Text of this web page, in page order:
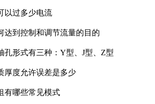
以过多少电流
达到控制和调节流量的目的
孔形式有三种：Y型、J型、Z型
厚度允许误差是多少
有哪些常见模式